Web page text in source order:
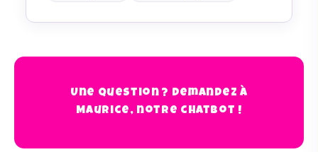
Une question ? Demandez à
Maurice, notre chatbot !